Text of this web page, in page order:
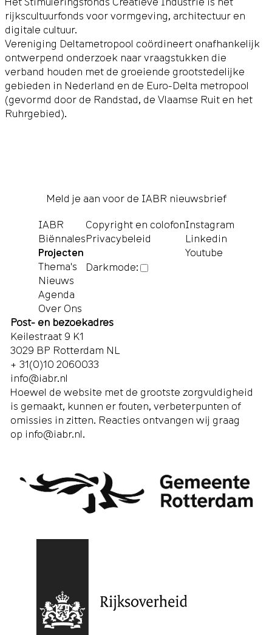
rijkscultuurfonds voor vormgeving, architectuur en
digitale cultuur.
Vereniging Deltametropool coördineert onafhankelijk
ontwerpend onderzoek naar vraagstukken die
verband houden met de groeiende grootstedelijke
gebieden in Nederland en de Euro-Delta metropool
(gevormd door de Randstad, de Vlaamse Ruit en het
Ruhrgebied).
Meld je aan voor de IABR nieuwsbrief
IABR
Biënnales
Projecten
Thema's
Nieuws
Agenda
Over Ons
Copyright en colofon
Privacybeleid
Darkmode:
Instagram
Linkedin
Youtube
Post- en bezoekadres
Keilestraat 9 K1
3029 BP Rotterdam NL
+ 31(0)10 2060033
info@iabr.nl
Hoewel de website met de grootste zorgvuldigheid
is gemaakt, kunnen er fouten, verbeterpunten of
omissies in zitten. Reacties ontvangen wij graag
op info@iabr.nl.